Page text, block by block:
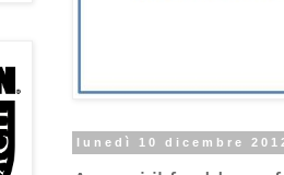
lunedì 10 dicembre